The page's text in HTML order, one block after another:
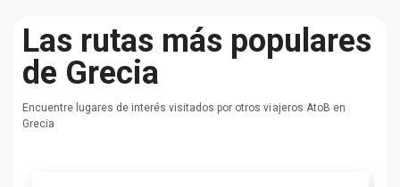
Las rutas más populares
de Grecia
Encuentre lugares de interés visitados por otros viajeros AtoB en
Grecia